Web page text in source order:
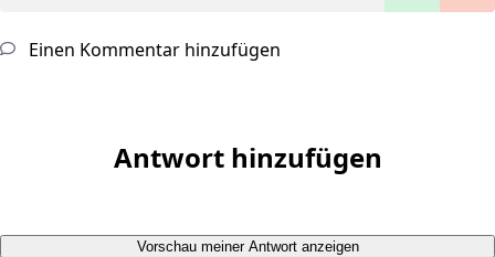
Einen Kommentar hinzufügen
Antwort hinzufügen
Vorschau meiner Antwort anzeigen